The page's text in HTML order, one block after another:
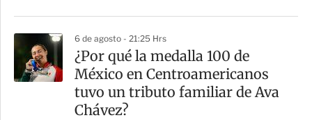
6 de agosto - 21:25 Hrs
¿Por qué la medalla 100 de
México en Centroamericanos
tuvo un tributo familiar de Ava
Chávez?